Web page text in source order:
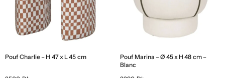
Pouf Charlie – H 47 x L 45 cm
Pouf Marina – Ø 45 x H 48 cm –
Blanc